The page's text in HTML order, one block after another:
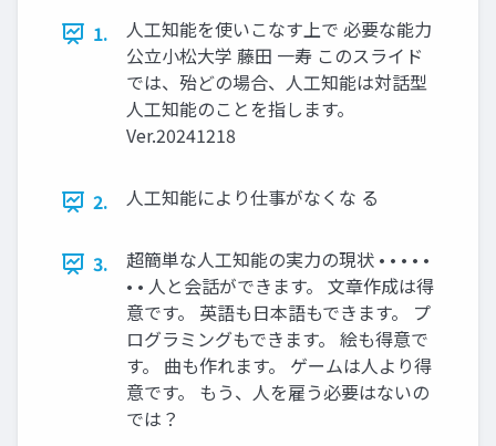
1.
人工知能を使いこなす上で 必要な能力
公立小松大学 藤田 一寿 このスライド
では、殆どの場合、人工知能は対話型
人工知能のことを指します。
Ver.20241218
2. 人工知能により仕事がなくな る
3.
超簡単な人工知能の実力の現状 • • • • •
• • 人と会話ができます。 文章作成は得
意です。 英語も日本語もできます。 プ
ログラミングもできます。 絵も得意で
す。 曲も作れます。 ゲームは人より得
意です。 もう、人を雇う必要はないの
では？